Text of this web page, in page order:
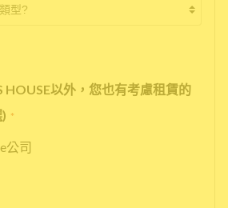
HOUSE以外，您也有考慮租賃的
*
公司